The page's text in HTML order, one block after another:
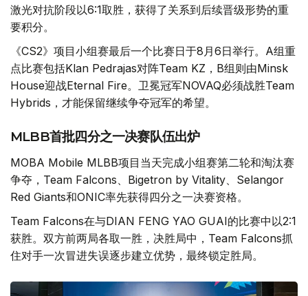
激光对抗阶段以6:1取胜，获得了关系到后续晋级形势的重
要积分。
《CS2》项目小组赛最后一个比赛日于8月6日举行。A组重
点比赛包括Klan Pedrajas对阵Team KZ，B组则由Minsk
House迎战Eternal Fire。卫冕冠军NOVAQ必须战胜Team
Hybrids，才能保留继续争夺冠军的希望。
MLBB首批四分之一决赛队伍出炉
MOBA Mobile MLBB项目当天完成小组赛第二轮和淘汰赛
争夺，Team Falcons、Bigetron by Vitality、Selangor
Red Giants和ONIC率先获得四分之一决赛资格。
Team Falcons在与DIAN FENG YAO GUAI的比赛中以2:1
获胜。双方前两局各取一胜，决胜局中，Team Falcons抓
住对手一次冒进失误逐步建立优势，最终锁定胜局。